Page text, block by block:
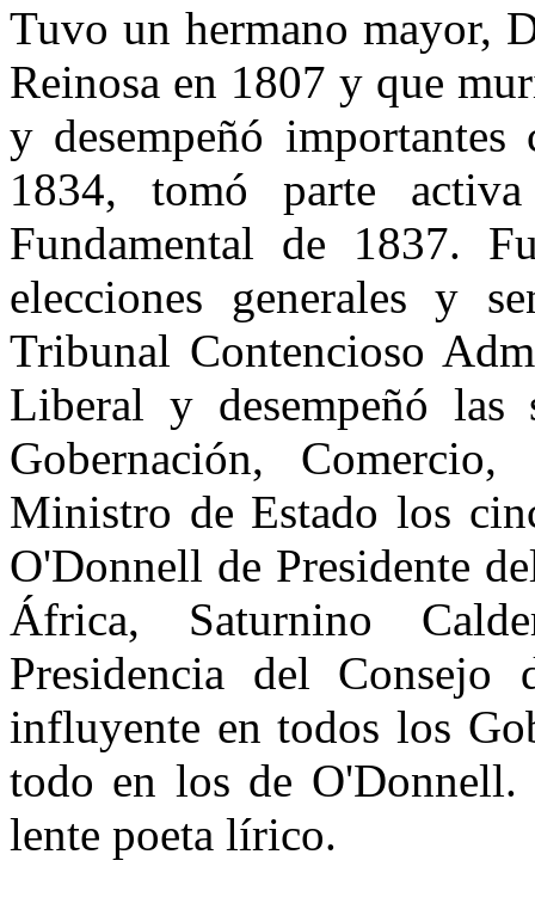
Tuvo un hermano mayor,
Reinosa en 1807 y que
y desempeñó
1834, tomó parte
Fundamen­tal de 1837.
elecciones genera­les y
Tribunal Contencioso
Liberal y desempeñó las
Gobernación,
Ministro de Estado los
O'Donnell de Presidente
África, Saturnino
Presidencia del
influyente en todos los
todo en los de
lente poeta lírico.